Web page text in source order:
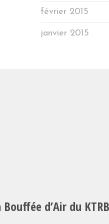
février 2015
janvier 2015
Bouffée d’Air du KTRB